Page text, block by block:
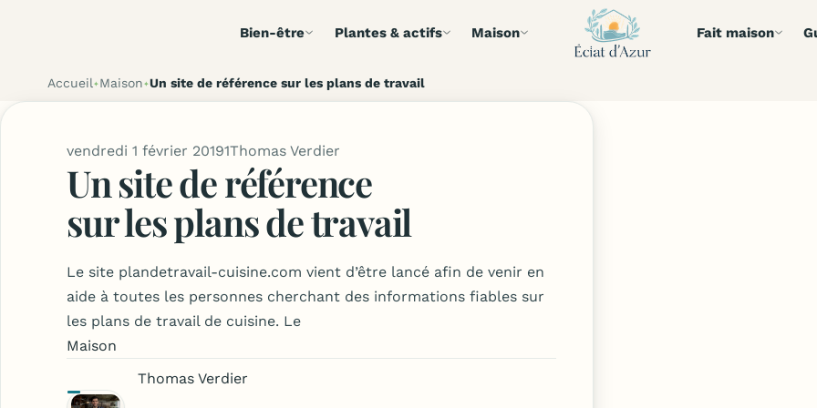
Bien-être Plantes & actifs Maison Fait maison
Accueil Maison Un site de référence sur les plans de travail
vendredi 1 février 20191Thomas Verdier
Un site de référence
sur les plans de travail
Le site plandetravail-cuisine.com vient d’être lancé afin de venir en
aide à toutes les personnes cherchant des informations fiables sur
les plans de travail de cuisine. Le
Maison
Thomas Verdier